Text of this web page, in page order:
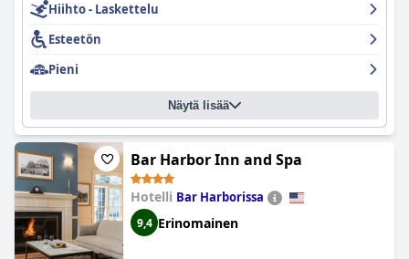
Hiihto - Laskettelu
Esteetön
Pieni
Näytä lisää
Bar Harbor Inn and Spa
Hotelli Bar Harborissa
9,4 Erinomainen